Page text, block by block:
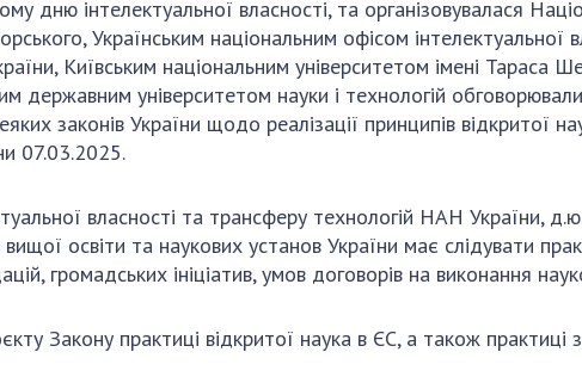
дню інтелектуальної власності, та організовувалася
Українським національним офісом
Київським національним університетом імені Тараса
державним університетом науки і технологій
законів України щодо реалізації принципів відкритої
07.03.2025.
власності та трансферу технологій НАН України,
освіти та наукових установ України має слідувати
громадських ініціатив, умов договорів на виконання
Закону практиці відкритої наука в ЄС, а також практиці